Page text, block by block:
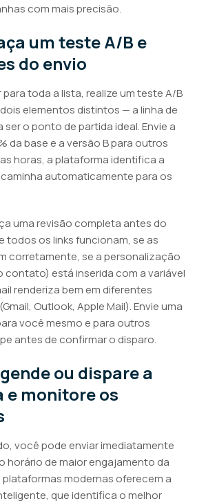
com mais precisão.
um teste A/B e
do envio
toda a lista, realize um teste A/B
elementos distintos — a linha de
o ponto de partida ideal. Envie a
da base e a versão B para outros
horas, a plataforma identifica a
automaticamente para os
uma revisão completa antes do
todos os links funcionam, se as
corretamente, se a personalização
contato) está inserida com a variável
renderiza bem em diferentes
Outlook, Apple Mail). Envie uma
você mesmo e para outros
antes de confirmar o disparo.
ou dispare a
e monitore os
você pode enviar imediatamente
horário de maior engajamento da
plataformas modernas oferecem a
que identifica o melhor